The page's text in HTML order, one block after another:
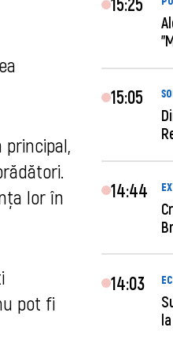
lor în
pot fi
15:05
14:44
14:03